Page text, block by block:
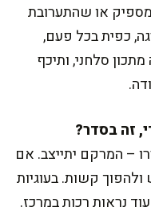
או שהתערובת
כפית בכל פעם,
סלחני, ותיכף
– המרקם יתייצב. אם
ולהפוך קשות. בעוגיות
נראות רכות במרכז.